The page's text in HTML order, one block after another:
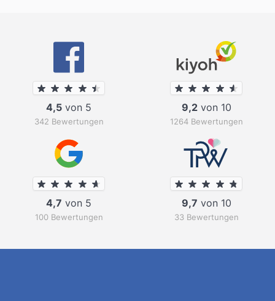
4,5 von 5
342 Bewertungen
9,2von 10
1264 Bewertungen
4,7 von 5
100 Bewertungen
9,7 von 10
33 Bewertungen